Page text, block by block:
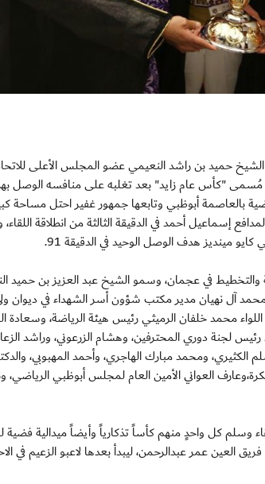
صاحب السمو الشيخ حميد بن راشد النعيمي عضو المجلس الأعلى
مُسمى "كأس عام زايد" بعد تغلبه على منافسه الوصل
بالعاصمة أبوظبي وتابعها جمهور غفير احتل مساحة
إسماعيل أحمد في الدقيقة الثالثة من انطلاقة
في عجمان، وسمو الشيخ عبد العزيز بن حميد
آل نهيان مدير مكتب شؤون أسر الشهداء في ديوان
محمد خلفان الرميثي رئيس هيئة الرياضة،
لجنة دوري المحترفين، وهشام الزرعوني، وراشد
ومحمد مبارك الهاجري، وأحمد المهبوبي،
العواني الأمين العام لمجلس أبوظبي
وسلم كل واحدٍ منهم كأساً تذكارياً وأيضاً ميدالية
العين عمر عبدالرحمن، ليبدأ بعدها لاعبو الزعيم في